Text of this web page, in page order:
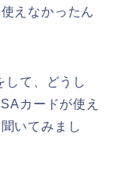
えなかったん
して、どうし
カードが使え
いてみまし